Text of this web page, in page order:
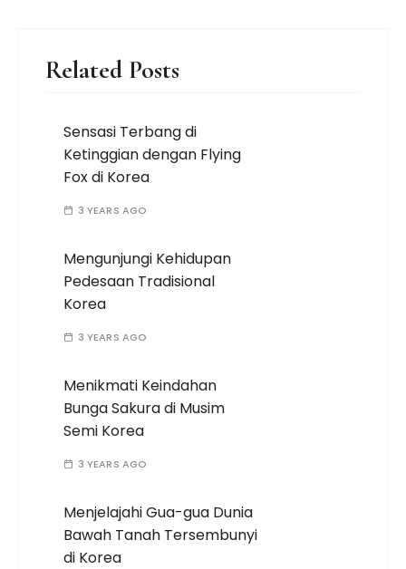
Related Posts
Sensasi Terbang di
Ketinggian dengan Flying
Fox di Korea
3 YEARS AGO
Mengunjungi Kehidupan
Pedesaan Tradisional
Korea
3 YEARS AGO
Menikmati Keindahan
Bunga Sakura di Musim
Semi Korea
3 YEARS AGO
Menjelajahi Gua-gua Dunia
Bawah Tanah Tersembunyi
di Korea